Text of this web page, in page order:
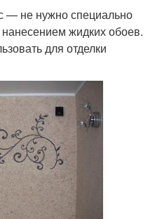
не нужно специально
жидких обоев.
для отделки